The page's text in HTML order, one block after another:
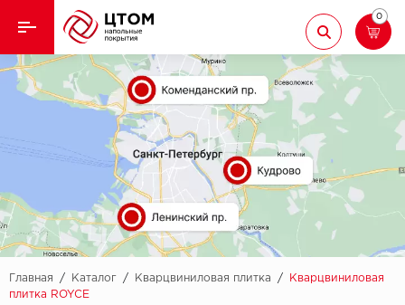
Назад
Кварцвиниловая плитка
Назад
Aberhof
Adelar
Alfa
AllureFloor
Alpine floor
Ламинат
Ковролин
Линолеум
Паркет
0
Главная / Каталог / Кварцвиниловая плитка /
Кварцвиниловая
плитка ROYCE